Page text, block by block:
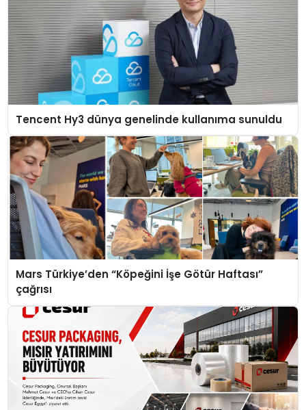
Tencent Hy3 dünya genelinde kullanıma sunuldu
Mars Türkiye’den “Köpeğini İşe Götür Haftası”
çağrısı